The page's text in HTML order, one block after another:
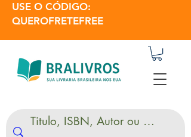
USE O CÓDIGO:
QUEROFRETEFREE